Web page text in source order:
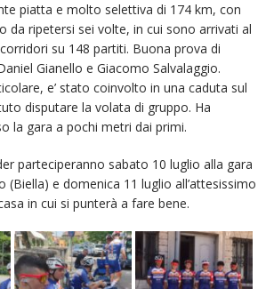
piatta e molto selettiva di 174 km, con
da ripetersi sei volte, in cui sono arrivati al
su 148 partiti. Buona prova di
Gianello e Giacomo Salvalaggio.
e’ stato coinvolto in una caduta sul
disputare la volata di gruppo. Ha
la gara a pochi metri dai primi.
parteciperanno sabato 10 luglio alla gara
(Biella) e domenica 11 luglio all’attesissimo
in cui si punterà a fare bene.